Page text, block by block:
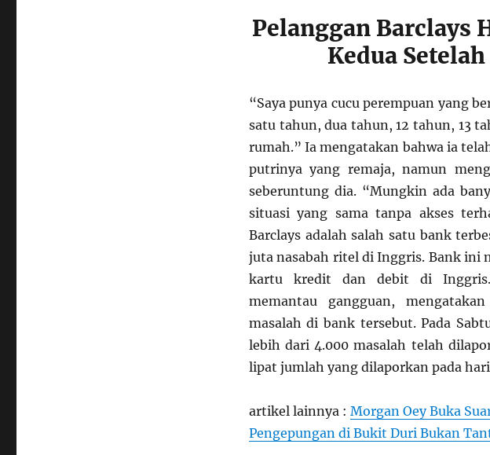
Pelanggan Barclays
Kedua
“Saya punya cucu perempuan yang
satu tahun, dua tahun, 12 tahun, 13
rumah.” Ia mengatakan bahwa ia
putrinya yang remaja, namun
seberuntung dia. “Mungkin ada
situasi yang sama tanpa akses
Barclays adalah salah satu bank
juta nasabah ritel di Inggris. Bank ini
kartu kredit dan debit di
memantau gangguan,
masalah di bank tersebut. Pada
lebih dari 4.000 masalah telah
lipat jumlah yang dilaporkan pada
artikel lainnya : Morgan Oey Buka
Pengepungan di Bukit Duri Bukan